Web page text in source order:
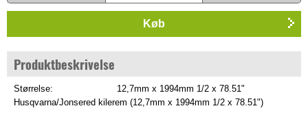
Køb
Produktbeskrivelse
Størrelse:
12,7mm x 1994mm 1/2 x 78.51"
Husqvarna/Jonsered kilerem (12,7mm x 1994mm 1/2 x 78.51")